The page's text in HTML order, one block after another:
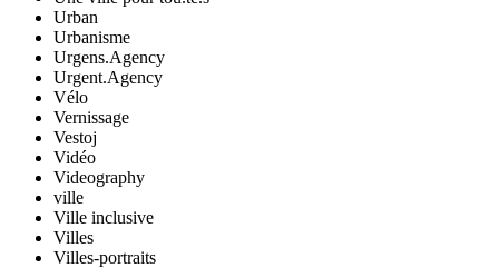
Urban
Urbanisme
Urgens.Agency
Urgent.Agency
Vélo
Vernissage
Vestoj
Vidéo
Videography
ville
Ville inclusive
Villes
Villes-portraits